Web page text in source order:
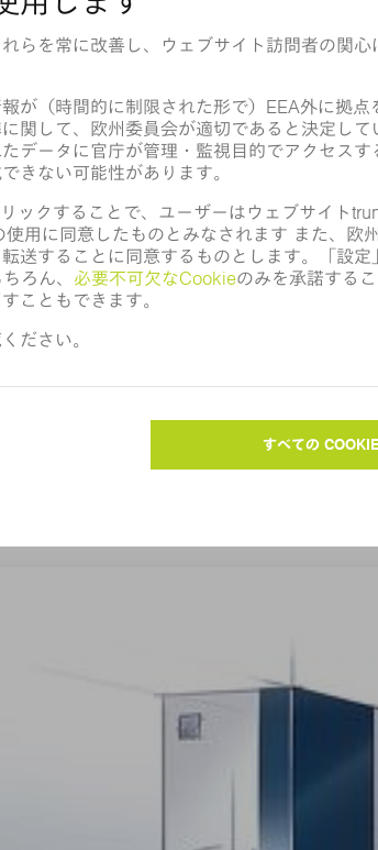
連続生産で24時間365日高
ップマシン
産業用連続生産で究極のベ
生産性と品質を目指して開
ます